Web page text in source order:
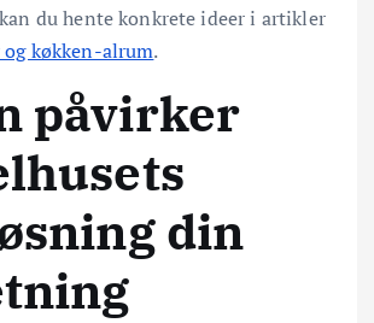
du hente konkrete ideer i artikler
og køkken-alrum.
påvirker
din